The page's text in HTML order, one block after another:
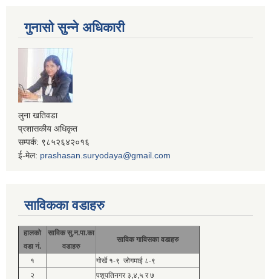
गुनासो सुन्ने अधिकारी
लुना खतिवडा
प्रशासकीय अधिकृत
सम्पर्क: ९८५२६४२०१६
ई-मेल: prashasan.suryodaya@gmail.com
साविकका वडाहरु
हालको
वडा नं.
साविक सु.न.पा.का
वडाहरु
साविक गाविसका वडाहरु
१
गोर्खे १-९ जोगमाई ८-९
२
पशुपतिनगर ३,४,५ र ७